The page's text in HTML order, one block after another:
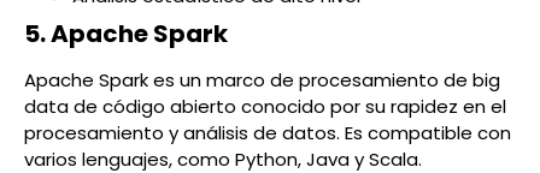
5. Apache Spark
Apache Spark es un marco de procesamiento de big
data de código abierto conocido por su rapidez en el
procesamiento y análisis de datos. Es compatible con
varios lenguajes, como Python, Java y Scala.